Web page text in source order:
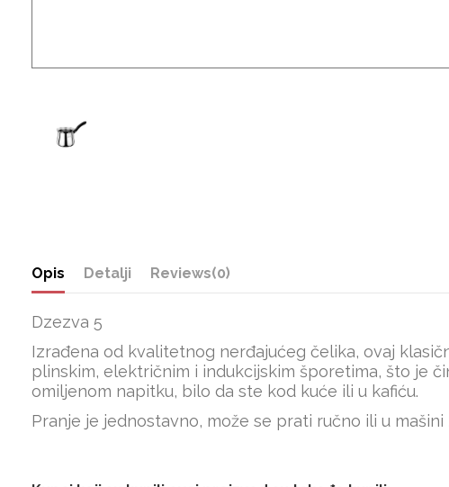
Opis Detalji Reviews(0)
Dzezva 5
Izrađena od kvalitetnog nerđajućeg čelika, ovaj
plinskim, električnim i indukcijskim šporetima, što je
omiljenom napitku, bilo da ste kod kuće ili u kafiću.
Pranje je jednostavno, može se prati ručno ili u